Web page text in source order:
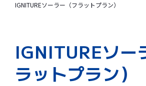
IGNITUREソーラー（フラットプラン）
IGNITUREソー
ラットプラン）